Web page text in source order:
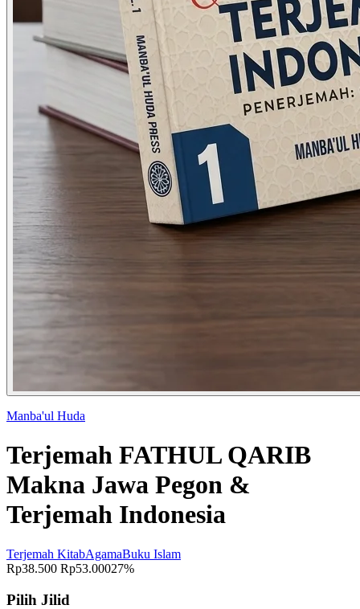
Manba'ul Huda
Terjemah FATHUL QARIB
Makna Jawa Pegon &
Terjemah Indonesia
Terjemah KitabAgamaBuku Islam
Rp38.500 Rp53.00027%
Pilih Jilid